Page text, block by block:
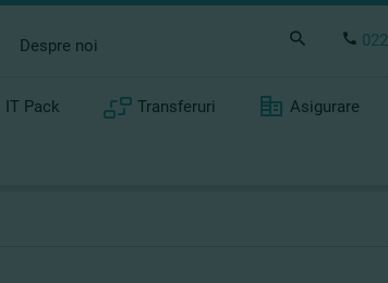
Despre noi 022
IT Pack Transferuri Asigurare